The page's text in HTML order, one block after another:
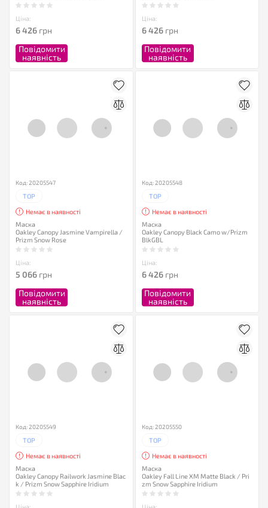
Ціна:
6 426 грн
Повідомити
наявність
Ціна:
6 426грн
Повідомити
наявність
Код: 20205547
TOP
Немає в наявності
Маска
Oakley Canopy Jasmine Vampirella /
Prizm Snow Rose
Ціна:
5 066 грн
Повідомити
наявність
Код: 20205548
TOP
Немає в наявності
Маска
Oakley Canopy Black Camo w/Prizm
BlkGBL
Ціна:
6 426грн
Повідомити
наявність
Код: 20205549
TOP
Немає в наявності
Маска
Oakley Canopy Railwork Jasmine Blac
k / Prizm Snow Sapphire Iridium
Код: 20205550
TOP
Немає в наявності
Маска
Oakley Fall Line XM Matte Black / Pri
zm Snow Sapphire Iridium